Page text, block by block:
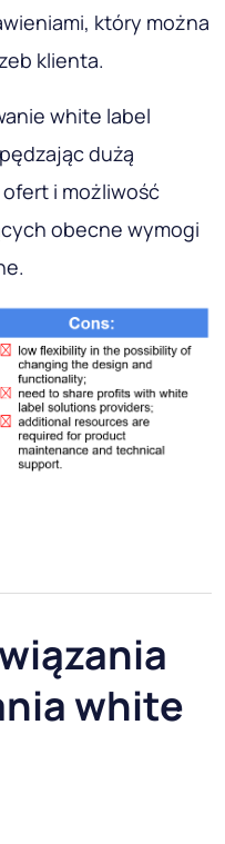
który można
klienta.
white label
dużą
i możliwość
obecne wymogi
white